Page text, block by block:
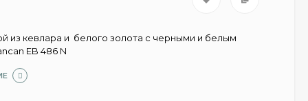
из кевлара и белого золота с черными и белым
EB 486 N